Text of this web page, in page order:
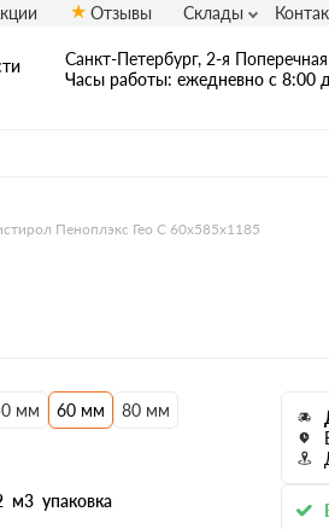
Санкт-Петербург, 2-я
Часы работы: ежедневно с 8:00
Отзывы Склады
Пеноплэкс Гео С 60х585х1185
мм 60 мм
80 мм
м3 упаковка